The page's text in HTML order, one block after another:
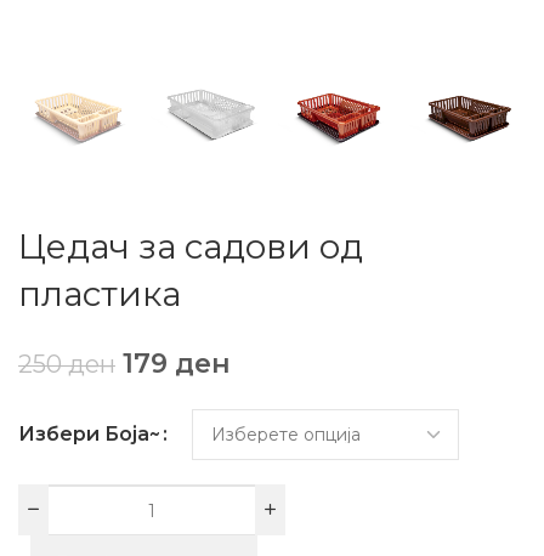
Цедач за садови од
пластика
250ден 179 ден
Избери Боја~